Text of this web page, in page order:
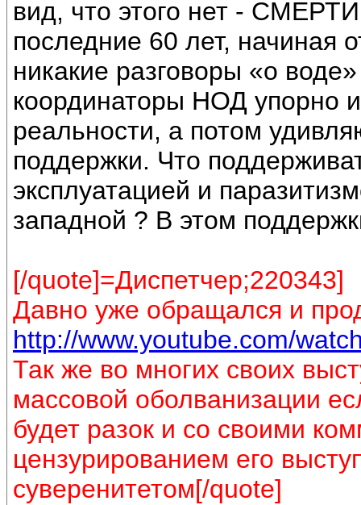
вид, что этого нет -
последние 60 лет,
никакие разговоры «о
координаторы НОД упорно
реальности, а потом
поддержки. Что
эксплуатацией и
западной ? В этом
[/quote]=Диспетчер;220343]
Давно уже обращался и
http://www.youtube.com/
Так же во многих своих
массовой оболванизации
будет разок и со своими
цензурированием его
суверенитетом[/quote]